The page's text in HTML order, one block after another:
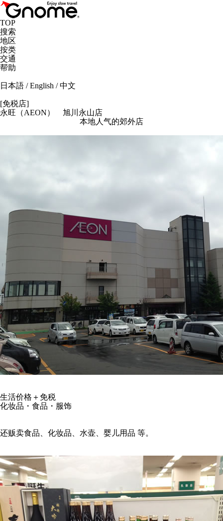
TOP
搜索
地区
按类
交通
帮助
日本語 /English /中文
[免税店]
永旺（AEON） 旭川永山店
本地人气的郊外店
生活价格＋免税
化妆品・食品・服饰
还贩卖食品、化妆品、水壶、婴儿用品 等。